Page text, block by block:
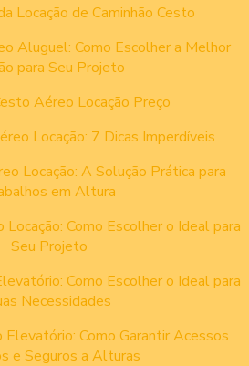
Locação de Caminhão Cesto
Aluguel: Como Escolher a Melhor
para Seu Projeto
Aéreo Locação Preço
Locação: 7 Dicas Imperdíveis
Locação: A Solução Prática para
em Altura
Locação: Como Escolher o Ideal para
Seu Projeto
Como Escolher o Ideal para
Necessidades
Elevatório: Como Garantir Acessos
e Seguros a Alturas